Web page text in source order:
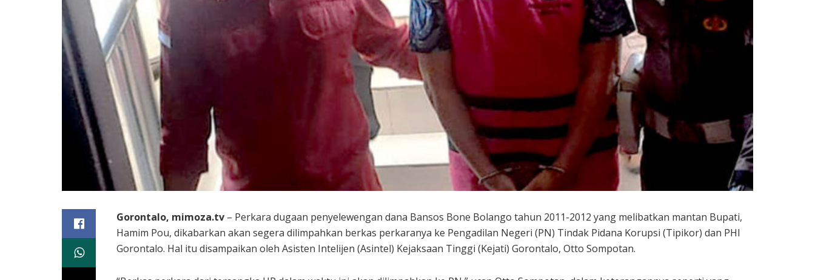
Gorontalo, mimoza.tv – Perkara dugaan penyelewengan dana Bansos Bone Bolango tahun 2011-2012 yang melibatkan mantan Bupati,
Hamim Pou, dikabarkan akan segera dilimpahkan berkas perkaranya ke Pengadilan Negeri (PN) Tindak Pidana Korupsi (Tipikor) dan PHI
Gorontalo. Hal itu disampaikan oleh Asisten Intelijen (Asintel) Kejaksaan Tinggi (Kejati) Gorontalo, Otto Sompotan.